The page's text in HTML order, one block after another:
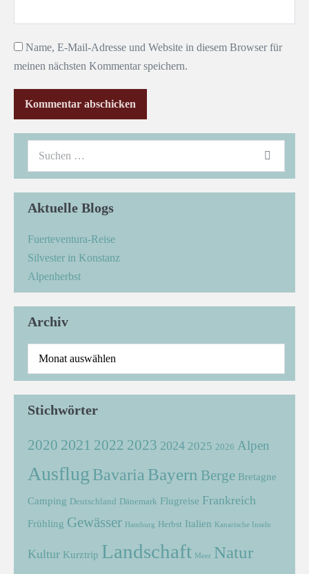
Name, E-Mail-Adresse und Website in diesem Browser für
meinen nächsten Kommentar speichern.
Aktuelle Blogs
Fuerteventura-Reise
Silvester in Konstanz
Alpenherbst
Archiv
Stichwörter
2020 2021 2022 2023 2024 2025 2026 Alpen
Ausflug Bavaria Bayern Berge Bretagne
Camping Deutschland Dänemark Flugreise Frankreich
Frühling Gewässer Hamburg Herbst Italien Kanarische Inseln
Kultur Kurztrip Landschaft Meer Natur